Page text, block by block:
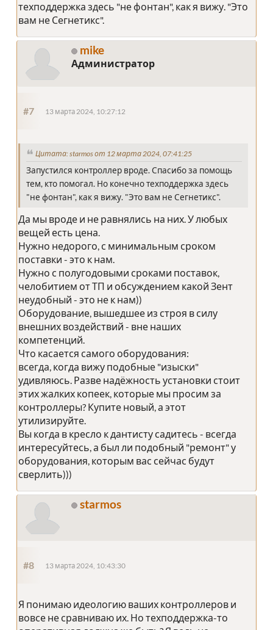
техподдержка здесь "не фонтан", как я вижу. "Это
вам не Сегнетикс".
mike
Администратор
#7 13 марта 2024, 10:27:12
Цитата: starmos от 12 марта 2024, 07:41:25
Запустился контроллер вроде. Спасибо за помощь
тем, кто помогал. Но конечно техподдержка здесь
"не фонтан", как я вижу. "Это вам не Сегнетикс".
Да мы вроде и не равнялись на них. У любых
вещей есть цена.
Нужно недорого, с минимальным сроком
поставки - это к нам.
Нужно с полугодовыми сроками поставок,
челобитием от ТП и обсуждением какой Зент
неудобный - это не к нам))
Оборудование, вышедшее из строя в силу
внешних воздействий - вне наших
компетенций.
Что касается самого оборудования:
всегда, когда вижу подобные "изыски"
удивляюсь. Разве надёжность установки стоит
этих жалких копеек, которые мы просим за
контроллеры? Купите новый, а этот
утилизируйте.
Вы когда в кресло к дантисту садитесь - всегда
интересуйтесь, а был ли подобный "ремонт" у
оборудования, которым вас сейчас будут
сверлить)))
starmos
#8 13 марта 2024, 10:43:30
Я понимаю идеологию ваших контроллеров и
вовсе не сравниваю их. Но техподдержка-то